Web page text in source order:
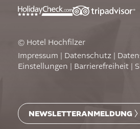
© Hotel Hochfilzer
Impressum | Datenschutz |
Einstellungen | Barrierefreiheit |
NEWSLETTERANMELDUNG